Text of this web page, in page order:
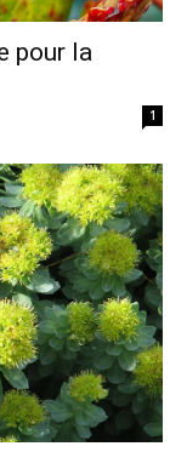
pour la
1